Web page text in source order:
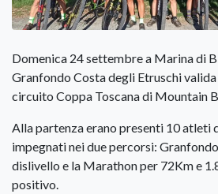
Domenica 24 settembre a Marina di
Granfondo Costa degli Etruschi
circuito Coppa Toscana di Mountain
Alla partenza erano presenti 10 atleti
impegnati nei due percorsi:
dislivello e la Marathon per 72Km e
positivo.